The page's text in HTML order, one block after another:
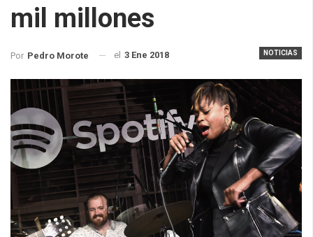
mil millones
NOTICIAS
Por Pedro Morote el 3 Ene 2018